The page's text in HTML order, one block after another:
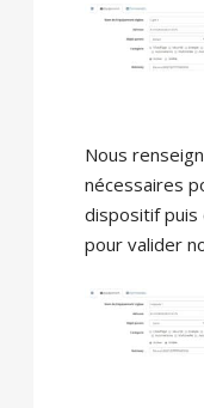
Nous
nécessaires
dispositif puis
pour valider